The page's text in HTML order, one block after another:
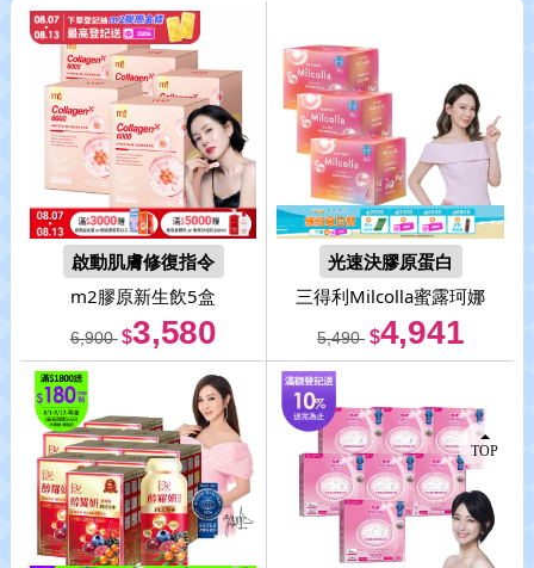
TOP
啟動肌膚修復指令
m2膠原新生飲5盒
6,900 $3,580
光速決膠原蛋白
三得利Milcolla蜜露珂娜
5,490 $4,941